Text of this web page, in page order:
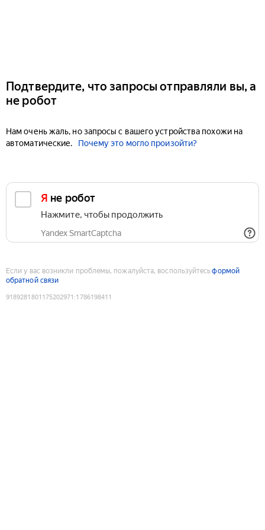
Подтвердите, что запросы отправляли вы, а
не робот
Нам очень жаль, но запросы с вашего устройства похожи на
автоматические.
Почему это могло произойти?
Я не робот
Нажмите, чтобы продолжить
Yandex SmartCaptcha
Если у вас возникли проблемы, пожалуйста, воспользуйтесьформой
обратной связи
9189281801175202971 :1786198411